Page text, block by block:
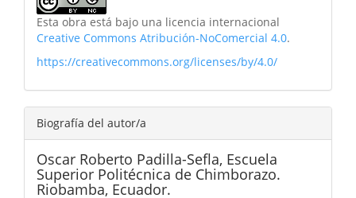
Esta obra está bajo una licencia internacional
Creative Commons Atribución-NoComercial 4.0.
https://creativecommons.org/licenses/by/4.0/
Biografía del autor/a
Oscar Roberto Padilla-Sefla, Escuela
Superior Politécnica de Chimborazo.
Riobamba, Ecuador.